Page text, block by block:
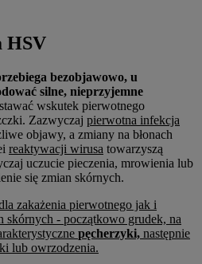
HSV
bezobjawowo, u
silne, nieprzyjemne
wskutek pierwotnego
Zazwyczaj pierwotna infekcja
objawy, a zmiany na błonach
reaktywacji wirusa towarzyszą
uczucie pieczenia, mrowienia lub
się zmian skórnych.
zakażenia pierwotnego jak i
skórnych - początkowo grudek, na
pęcherzyki, następnie
lub owrzodzenia.